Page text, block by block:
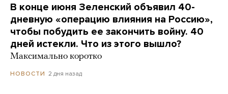
В конце июня Зеленский объявил 40-
дневную «операцию влияния на Россию»,
чтобы побудить ее закончить войну. 40
дней истекли. Что из этого вышло?
Максимально коротко
НОВОСТИ 2 дня назад